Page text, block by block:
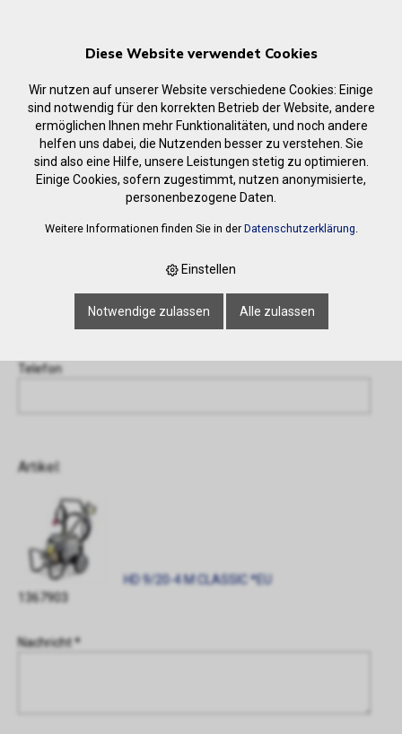
‹ Zurück
Anfrage
Telefon
Artikel:
HD 9/20-4 M CLASSIC *EU
1367903
Nachricht *
Diese Website verwendet Cookies
Wir nutzen auf unserer Website verschiedene Cookies: Einige
sind notwendig für den korrekten Betrieb der Website, andere
ermöglichen Ihnen mehr Funktionalitäten, und noch andere
helfen uns dabei, die Nutzenden besser zu verstehen. Sie
sind also eine Hilfe, unsere Leistungen stetig zu optimieren.
Einige Cookies, sofern zugestimmt, nutzen anonymisierte,
personenbezogene Daten.
Weitere Informationen finden Sie in der Datenschutzerklärung.
Einstellen
Notwendige zulassen Alle zulassen